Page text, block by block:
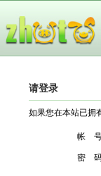
请登录
如果您在本站已拥
帐
密